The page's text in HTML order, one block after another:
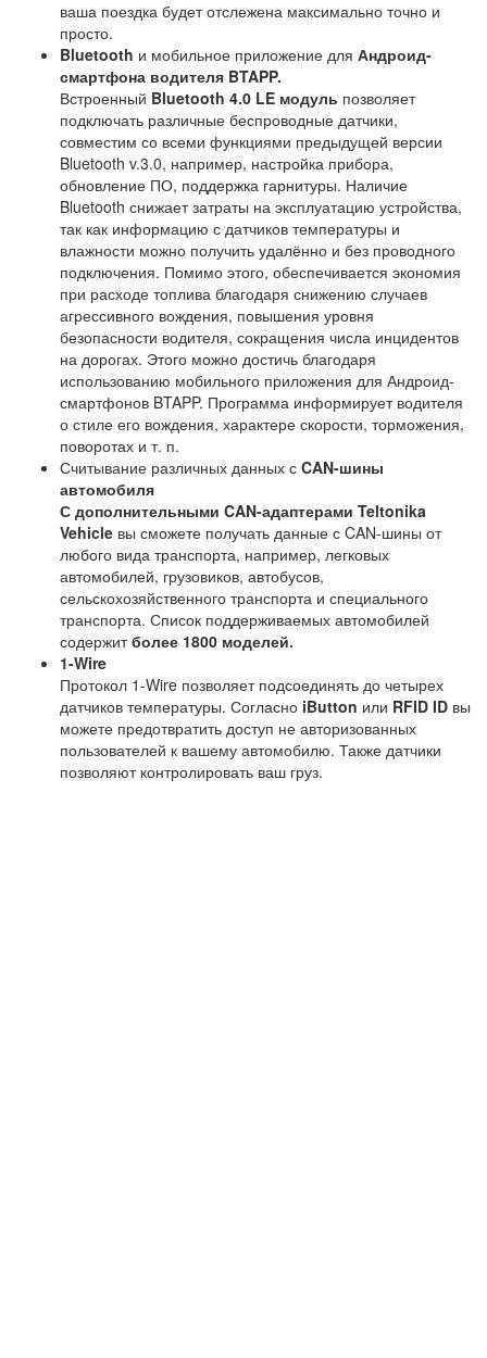
ваша поездка будет отслежена максимально точно и
просто.
Bluetooth и мобильное приложение для Андроид-
смартфона водителя BTAPP.
Встроенный Bluetooth 4.0 LE модуль позволяет
подключать различные беспроводные датчики,
совместим со всеми функциями предыдущей версии
Bluetooth v.3.0, например, настройка прибора,
обновление ПО, поддержка гарнитуры. Наличие
Bluetooth снижает затраты на эксплуатацию устройства,
так как информацию с датчиков температуры и
влажности можно получить удалённо и без проводного
подключения. Помимо этого, обеспечивается экономия
при расходе топлива благодаря снижению случаев
агрессивного вождения, повышения уровня
безопасности водителя, сокращения числа инцидентов
на дорогах. Этого можно достичь благодаря
использованию мобильного приложения для Андроид-
смартфонов BTAPP. Программа информирует водителя
о стиле его вождения, характере скорости, торможения,
поворотах и т. п.
Считывание различных данных с CAN-шины
автомобиля
С дополнительными CAN-адаптерами Teltonika
Vehicle вы сможете получать данные с CAN-шины от
любого вида транспорта, например, легковых
автомобилей, грузовиков, автобусов,
сельскохозяйственного транспорта и специального
транспорта. Список поддерживаемых автомобилей
содержитболее 1800 моделей.
1-Wire
Протокол 1-Wire позволяет подсоединять до четырех
датчиков температуры. Согласно iButton или RFID ID вы
можете предотвратить доступ не авторизованных
пользователей к вашему автомобилю. Также датчики
позволяют контролировать ваш груз.